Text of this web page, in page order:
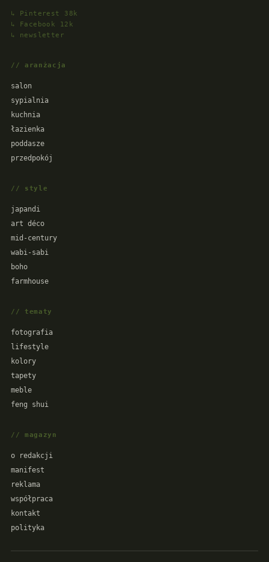
↳ Pinterest 38k
↳ Facebook 12k
↳ newsletter
// aranżacja
salon
sypialnia
kuchnia
łazienka
poddasze
przedpokój
// style
japandi
art déco
mid-century
wabi-sabi
boho
farmhouse
// tematy
fotografia
lifestyle
kolory
tapety
meble
feng shui
// magazyn
o redakcji
manifest
reklama
współpraca
kontakt
polityka